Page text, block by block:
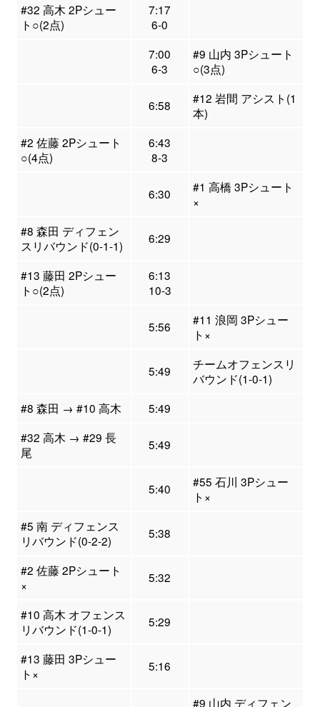
#32 高木 2Pシュー
ト○(2点)
7:17
6-0
7:00
6-3
#9 山内 3Pシュート
○(3点)
6:58
#12 岩間 アシスト(1
本)
#2 佐藤 2Pシュート
○(4点)
6:43
8-3
6:30
#1 高橋 3Pシュート
×
#8 森田 ディフェン
スリバウンド(0-1-1)
6:29
#13 藤田 2Pシュー
ト○(2点)
6:13
10-3
5:56
#11 浪岡 3Pシュー
ト×
5:49
チームオフェンスリ
バウンド(1-0-1)
#8 森田 → #10 高木
5:49
#32 高木 → #29 長
尾
5:49
5:40
#55 石川 3Pシュー
ト×
#5 南 ディフェンス
リバウンド(0-2-2)
5:38
#2 佐藤 2Pシュート
×
5:32
#10 高木 オフェンス
リバウンド(1-0-1)
5:29
#13 藤田 3Pシュー
ト×
5:16
#9 山内 ディフェン